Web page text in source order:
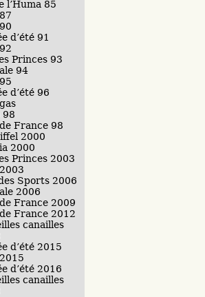
l’Huma 85
d’été 91
Princes 93
94
d’été 96
98
France 98
2000
2000
Princes 2003
Sports 2006
2006
France 2009
France 2012
canailles
d’été 2015
d’été 2016
canailles